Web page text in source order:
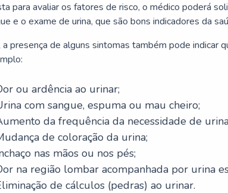
para avaliar os fatores de risco, o médico poderá
e o exame de urina, que são bons indicadores da
a presença de alguns sintomas também pode indicar
ou ardência ao urinar;
com sangue, espuma ou mau cheiro;
da frequência da necessidade de
de coloração da urina;
nas mãos ou nos pés;
na região lombar acompanhada por urina
de cálculos (pedras) ao urinar.